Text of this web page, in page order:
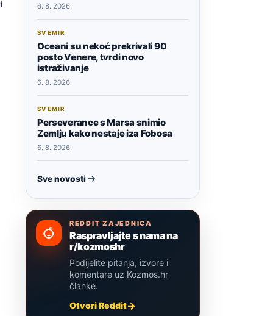
6. 8. 2026.
SVEMIR
Oceani su nekoć prekrivali 90
posto Venere, tvrdi novo
istraživanje
6. 8. 2026.
SVEMIR
Perseverance s Marsa snimio
Zemlju kako nestaje iza Fobosa
6. 8. 2026.
Sve novosti
REDDIT ZAJEDNICA
Raspravljajte s nama na
r/kozmoshr
Podijelite pitanja, izvore i
komentare uz Kozmos.hr
članke.
Otvori Reddit